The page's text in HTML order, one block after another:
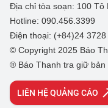
Địa chỉ tòa soạn: 100 Tô
Hotline: 090.456.3399
Điện thoại: (+84)24
© Copyright 2025 Báo
® Báo Thanh tra giữ
LIÊN HỆ QUẢNG CÁO